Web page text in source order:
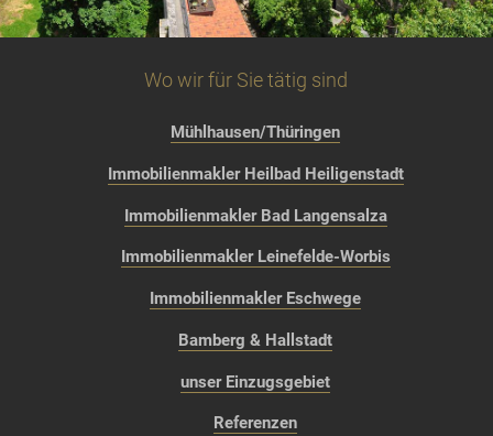
Wo wir für Sie tätig sind
Mühlhausen/Thüringen
Immobilienmakler Heilbad Heiligenstadt
Immobilienmakler Bad Langensalza
Immobilienmakler Leinefelde-Worbis
Immobilienmakler Eschwege
Bamberg & Hallstadt
unser Einzugsgebiet
Referenzen